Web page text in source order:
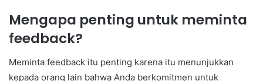
Mengapa penting untuk meminta
feedback?
Meminta feedback itu penting karena itu menunjukkan
kepada orang lain bahwa Anda berkomitmen untuk